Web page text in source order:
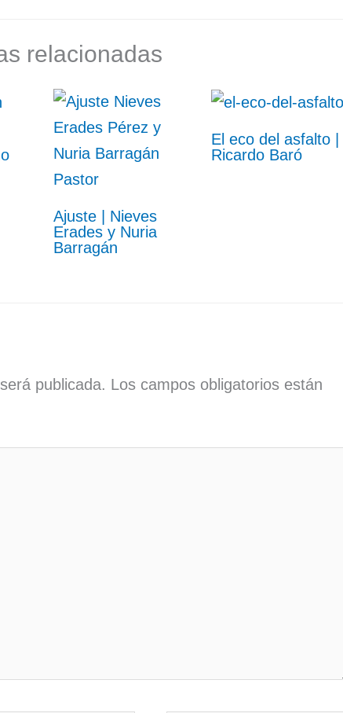
relacionadas
Ajuste | Nieves
Erades y Nuria
Barragán
El eco del asfalto |
Ricardo Baró
publicada. Los campos obligatorios están